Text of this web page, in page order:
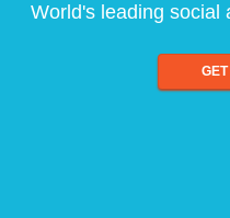
World's leading social